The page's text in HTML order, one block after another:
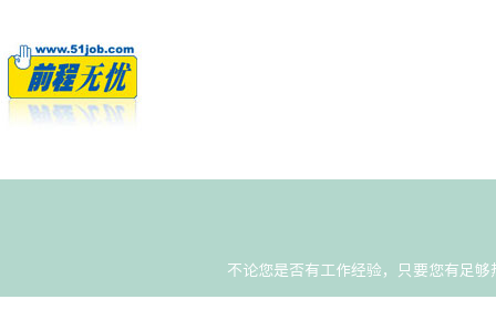
不论您是否有工作经验，只要您有足